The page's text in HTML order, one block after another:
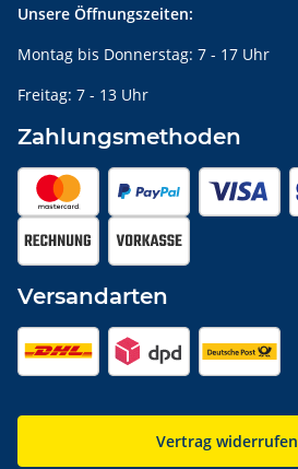
Unsere Öffnungszeiten:
Montag bis Donnerstag: 7 - 17 Uhr
Freitag: 7 - 13 Uhr
Zahlungsmethoden
Versandarten
Vertrag widerrufen